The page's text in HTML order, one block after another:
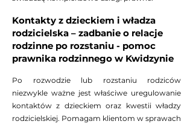
Kontakty z dzieckiem i władza
rodzicielska – zadbanie o relacje
rodzinne po rozstaniu - pomoc
prawnika rodzinnego w Kwidzynie
Po rozwodzie lub rozstaniu
rodziców niezwykle ważne jest
właściwe uregulowanie kontaktów
z dzieckiem oraz kwestii władzy
Po rozwodzie lub rozstaniu rodziców
niezwykle ważne jest właściwe uregulowanie
kontaktów z dzieckiem oraz kwestii władzy
rodzicielskiej. Pomagam klientom w sprawach